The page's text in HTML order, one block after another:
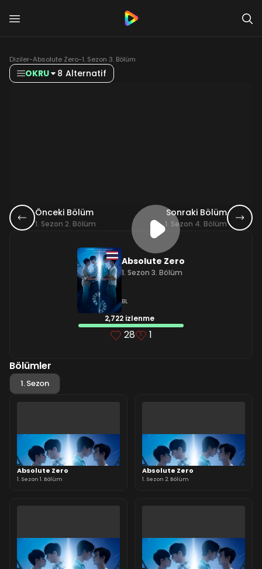
Diziler-Absolute Zero-1. Sezon 3. Bölüm
OKRU 8 Alternatif
Önceki Bölüm
1. Sezon 2. Bölüm
Sonraki Bölüm
1. Sezon 4. Bölüm
Absolute Zero
1. Sezon 3. Bölüm
BL
2,722 izlenme
28 1
Bölümler
1. Sezon
Absolute Zero
1. Sezon 1. Bölüm
Absolute Zero
1. Sezon 2. Bölüm